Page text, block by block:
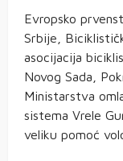
Evropsko
Srbije,
asocijacija
Novog Sada,
Ministarstva
sistema Vrele
veliku pomoć